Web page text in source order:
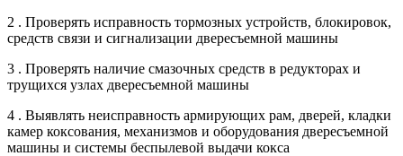
2 . Проверять исправность тормозных устройств, блокировок,
средств связи и сигнализации двересъемной машины
3 . Проверять наличие смазочных средств в редукторах и
трущихся узлах двересъемной машины
4 . Выявлять неисправность армирующих рам, дверей, кладки
камер коксования, механизмов и оборудования двересъемной
машины и системы беспылевой выдачи кокса